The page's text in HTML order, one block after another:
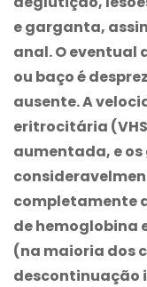
e garganta,
anal. O eventual
ou baço é
ausente. A
eritrocitária
aumentada, e
completamente
de hemoglobina
(na maioria dos
descontinuação